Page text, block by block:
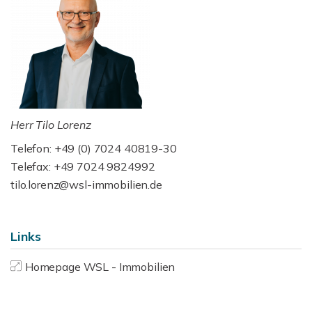
Herr Tilo Lorenz
Telefon: +49 (0) 7024 40819-30
Telefax: +49 7024 9824992
tilo.lorenz@wsl-immobilien.de
Links
Homepage WSL - Immobilien